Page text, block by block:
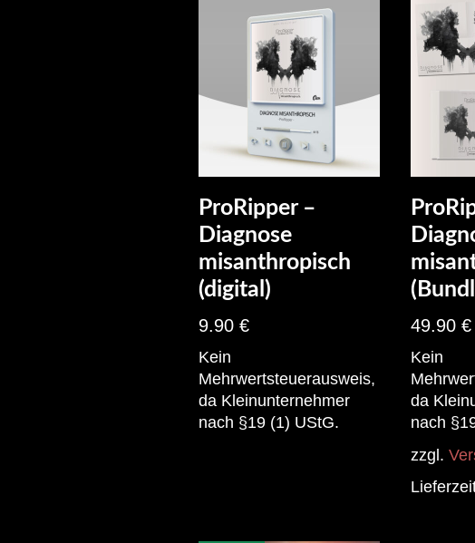
ProRipper –
Diagnose
misanthropisch
(digital)
9.90 €
Kein
Mehrwertsteuerausweis,
da Kleinunternehmer
nach §19 (1) UStG.
49.90€
Kein
da
nach
zzgl.